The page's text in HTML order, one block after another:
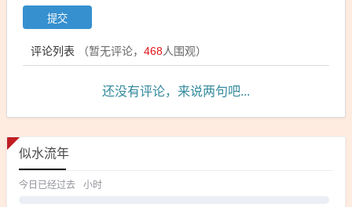
评论列表 （暂无评论， 468人围观）
还没有评论，来说两句吧...
似水流年
今日已经过去 小时